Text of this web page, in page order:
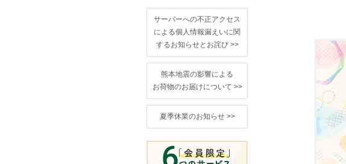
サーバーへの不正アクセス
による個人情報漏えいに関
するお知らせとお詫び >>
熊本地震の影響による
お荷物のお届けについて >>
夏季休業のお知らせ >>